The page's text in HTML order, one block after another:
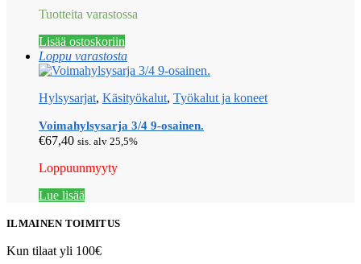
Tuotteita varastossa
Lisää ostoskoriin
Loppu varastosta
Hylsysarjat, Käsityökalut, Työkalut ja koneet
Voimahylsysarja 3/4 9-osainen.
€67,40 sis. alv 25,5%
Loppuunmyyty
Lue lisää
ILMAINEN TOIMITUS
Kun tilaat yli 100€